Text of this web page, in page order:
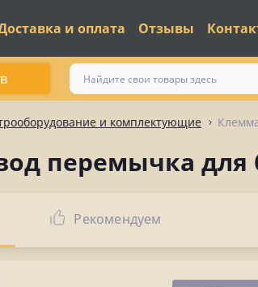
и оплата Отзывы
и комплектующие
перемычка
Рекомендуем